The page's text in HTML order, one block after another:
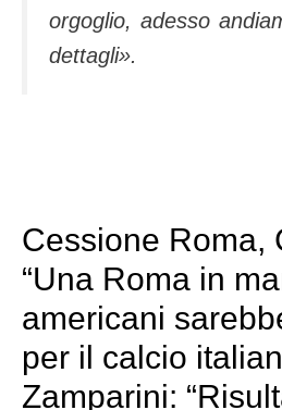
orgoglio, adesso
dettagli».
Cessione Roma,
“Una Roma in
americani
per il calcio
Zamparini: